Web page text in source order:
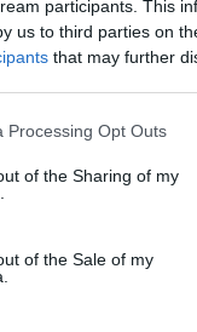
participants. This
us to third parties on
that may further
Processing Opt Outs
of the Sharing of my
of the Sale of my